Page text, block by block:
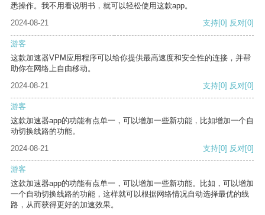
悉操作。我不用看说明书，就可以轻松使用这款app。
2024-08-21
支持[0] 反对[0]
游客
这款加速器VPM应用程序可以给你提供最高速度和安全性的连接，并帮
助你在网络上自由移动。
2024-08-21
支持[0] 反对[0]
游客
这款加速器app的功能有点单一，可以增加一些新功能，比如增加一个自
动切换线路的功能。
2024-08-21
支持[0] 反对[0]
游客
这款加速器app的功能有点单一，可以增加一些新功能。比如，可以增加
一个自动切换线路的功能，这样就可以根据网络情况自动选择最优的线
路，从而获得更好的加速效果。